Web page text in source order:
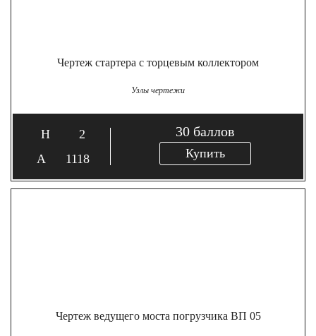
Чертеж стартера с торцевым коллектором
Узлы чертежи
2
1118
30 баллов
Купить
Чертеж ведущего моста погрузчика ВП 05